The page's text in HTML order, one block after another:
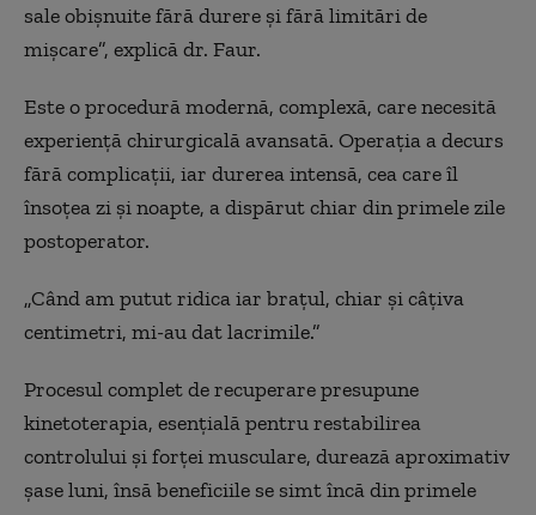
sale obișnuite fără durere și fără limitări de
mișcare”, explică dr. Faur.
Este o procedură modernă, complexă, care necesită
experiență chirurgicală avansată. Operația a decurs
fără complicații, iar durerea intensă, cea care îl
însoțea zi și noapte, a dispărut chiar din primele zile
postoperator.
„Când am putut ridica iar brațul, chiar și câțiva
centimetri, mi-au dat lacrimile.”
Procesul complet de recuperare presupune
kinetoterapia, esențială pentru restabilirea
controlului și forței musculare, durează aproximativ
șase luni, însă beneficiile se simt încă din primele